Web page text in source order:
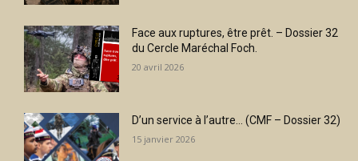
Face aux ruptures, être prêt. – Dossier 32
du Cercle Maréchal Foch.
20 avril 2026
D’un service à l’autre… (CMF – Dossier 32)
15 janvier 2026